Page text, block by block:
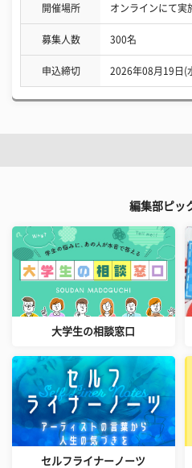
開催場所 オンラインにて実
募集人数 300名
申込締切 2026年08月19日(
編集部ピッ
大学生の相談窓口
セルフライナーノーツ